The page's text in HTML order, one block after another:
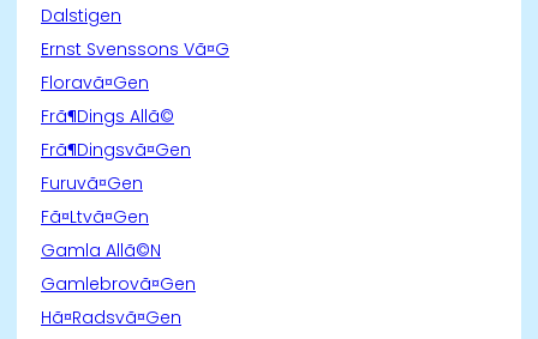
Dalstigen
Ernst Svenssons Vã¤G
Floravã¤Gen
Frã¶Dings Allã©
Frã¶Dingsvã¤Gen
Furuvã¤Gen
Fã¤Ltvã¤Gen
Gamla Allã©N
Gamlebrovã¤Gen
Hã¤Radsvã¤Gen